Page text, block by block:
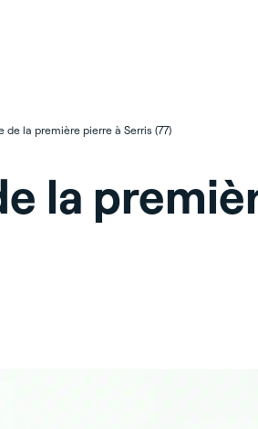
de la première pierre à Serris (77)
la